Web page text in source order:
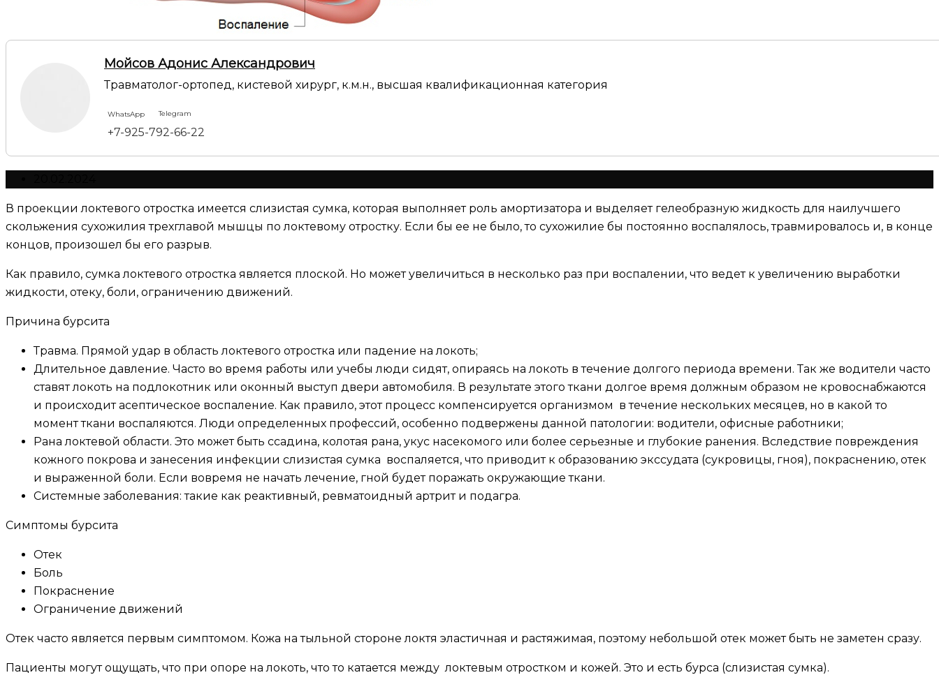
Мойсов Адонис Александрович
Травматолог-ортопед, кистевой хирург, к.м.н., высшая квалификационная категория
WhatsApp Telegram
+7-925-792-66-22
В проекции локтевого отростка имеется слизистая сумка, которая выполняет роль амортизатора и выделяет гелеобразную жидкость для наилучшего
скольжения сухожилия трехглавой мышцы по локтевому отростку. Если бы ее не было, то сухожилие бы постоянно воспалялось, травмировалось и, в конце
концов, произошел бы его разрыв.
Как правило, сумка локтевого отростка является плоской. Но может увеличиться в несколько раз при воспалении, что ведет к увеличению выработки
жидкости, отеку, боли, ограничению движений.
Причина бурсита
Травма. Прямой удар в область локтевого отростка или падение на локоть;
Длительное давление. Часто во время работы или учебы люди сидят, опираясь на локоть в течение долгого периода времени. Так же водители часто
ставят локоть на подлокотник или оконный выступ двери автомобиля. В результате этого ткани долгое время должным образом не кровоснабжаются
и происходит асептическое воспаление. Как правило, этот процесс компенсируется организмом в течение нескольких месяцев, но в какой то
момент ткани воспаляются. Люди определенных профессий, особенно подвержены данной патологии: водители, офисные работники;
Рана локтевой области. Это может быть ссадина, колотая рана, укус насекомого или более серьезные и глубокие ранения. Вследствие повреждения
кожного покрова и занесения инфекции слизистая сумка воспаляется, что приводит к образованию экссудата (сукровицы, гноя), покраснению, отек
и выраженной боли. Если вовремя не начать лечение, гной будет поражать окружающие ткани.
Системные заболевания: такие как реактивный, ревматоидный артрит и подагра.
Симптомы бурсита
Отек
Боль
Покраснение
Ограничение движений
Отек часто является первым симптомом. Кожа на тыльной стороне локтя эластичная и растяжимая, поэтому небольшой отек может быть не заметен сразу.
Пациенты могут ощущать, что при опоре на локоть, что то катается между локтевым отростком и кожей. Это и есть бурса (слизистая сумка).